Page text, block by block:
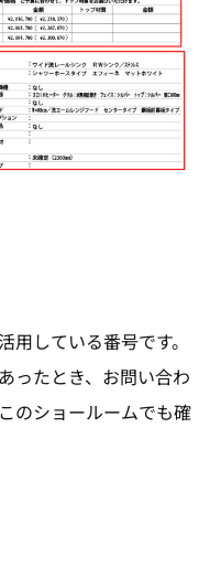
している番号です。
ったとき、お問い合わ
のショールームでも確